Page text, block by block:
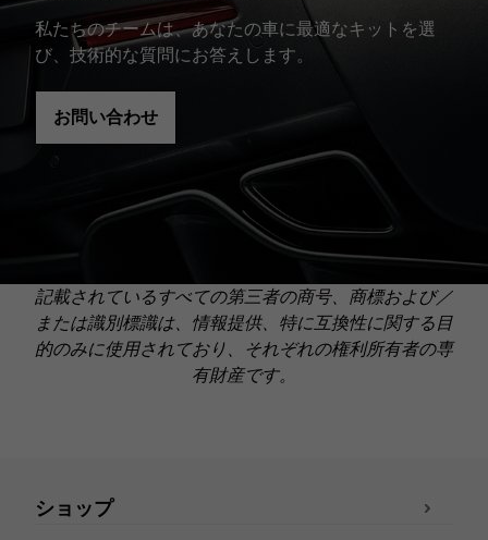
私たちのチームは、あなたの車に最適なキットを選
び、技術的な質問にお答えします。
お問い合わせ
記載されているすべての第三者の商号、商標および／
または識別標識は、情報提供、特に互換性に関する目
的のみに使用されており、それぞれの権利所有者の専
有財産です。
ショップ